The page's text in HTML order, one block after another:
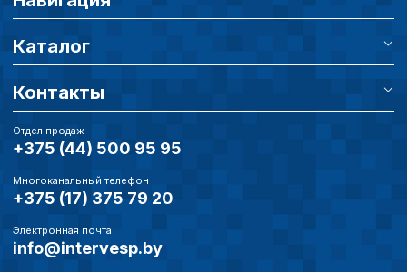
Каталог
Контакты
Отдел продаж
+375 (44) 500 95 95
Многоканальный телефон
+375 (17) 375 79 20
Электронная почта
info@intervesp.by